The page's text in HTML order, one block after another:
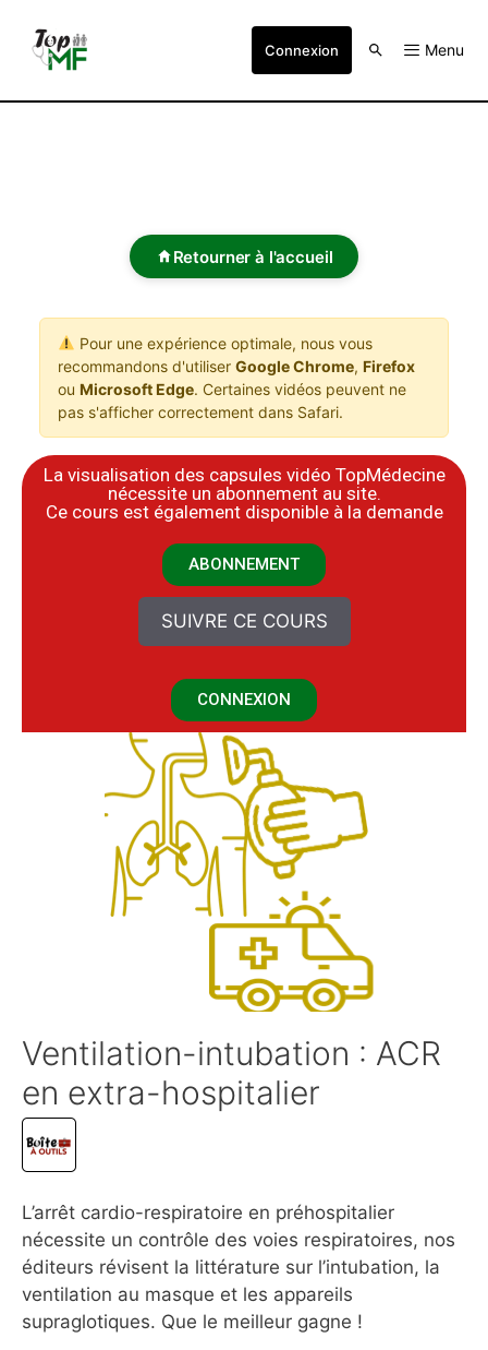
Connexion Menu
Retourner à l'accueil
Pour une expérience optimale, nous vous
recommandons d'utiliser Google Chrome, Firefox
ou Microsoft Edge. Certaines vidéos peuvent ne
pas s'afficher correctement dans Safari.
La visualisation des capsules vidéo TopMédecine
nécessite un abonnement au site.
​Ce cours est également disponible à la demande
ABONNEMENT
SUIVRE CE COURS
CONNEXION
Ventilation-intubation : ACR
en extra-hospitalier
L’arrêt cardio-respiratoire en préhospitalier
nécessite un contrôle des voies respiratoires, nos
éditeurs révisent la littérature sur l’intubation, la
ventilation au masque et les appareils
supraglotiques. Que le meilleur gagne !